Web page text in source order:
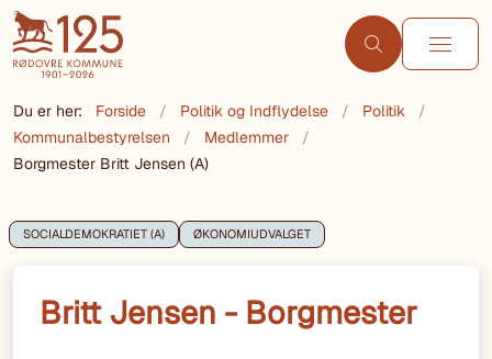
Du er her: Forside Politik og Indflydelse
Politik
Kommunalbestyrelsen
Medlemmer
Borgmester Britt Jensen (A)
SOCIALDEMOKRATIET (A) ØKONOMIUDVALGET
Britt Jensen - Borgmester